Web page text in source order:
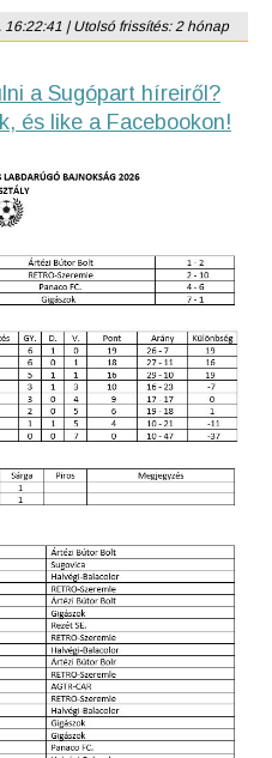
| Utolsó frissítés: 2 hónap
a Sugópart híreiről?
és like a Facebookon!